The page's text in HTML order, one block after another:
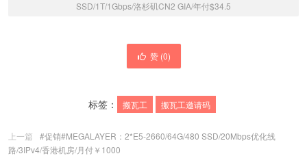
SSD/1T/1Gbps/洛杉矶CN2 GIA/年付$34.5
赞 (0)
标签： 搬瓦工 搬瓦工邀请码
上一篇
#促销#MEGALAYER：2*E5-2660/64G/480 SSD/20Mbps优化线
路/3IPv4/香港机房/月付￥1000